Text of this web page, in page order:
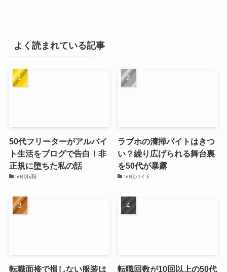
よく読まれている記事
50代フリーターがアルバイ
ト生活をブログで告白！非
正規に堕ちた私の話
50代転職
ラブホの清掃バイトはきつ
い？繰り広げられる舞台裏
を50代が暴露
50代バイト
転職面接で損しない服装は
転職回数が10回以上の50代